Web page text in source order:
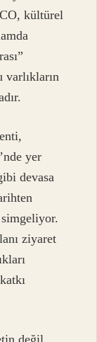
kültürel
varlıkların
yer
devasa
ziyaret